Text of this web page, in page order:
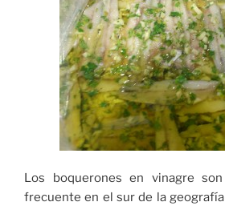
Los boquerones en vinagre
frecuente en el sur de la